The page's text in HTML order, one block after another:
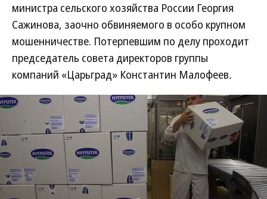
министра сельского хозяйства России Георгия
Сажинова, заочно обвиняемого в особо крупном
мошенничестве. Потерпевшим по делу проходит
председатель совета директоров группы
компаний «Царьград» Константин Малофеев.